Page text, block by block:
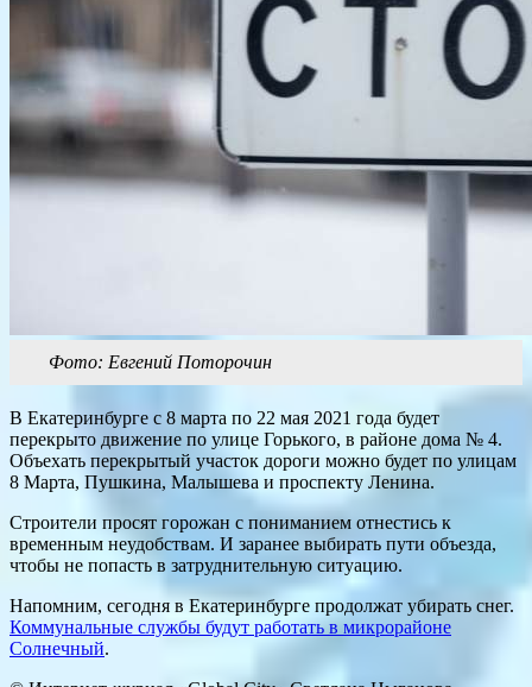
Фото: Евгений Поторочин
В Екатеринбурге с 8 марта по 22 мая 2021 года будет
перекрыто движение по улице Горького, в районе дома № 4.
Объехать перекрытый участок дороги можно будет по улицам
8 Марта, Пушкина, Малышева и проспекту Ленина.
Строители просят горожан с пониманием отнестись к
временным неудобствам. И заранее выбирать пути объезда,
чтобы не попасть в затруднительную ситуацию.
Напомним, сегодня в Екатеринбурге продолжат убирать снег.
Коммунальные службы будут работать в микрорайоне
Солнечный.